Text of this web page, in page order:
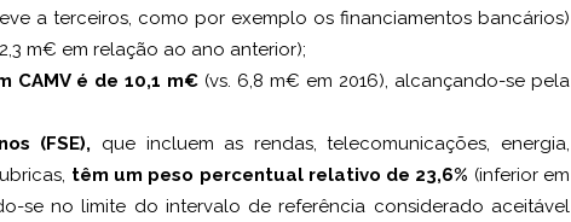
a terceiros, como por exemplo os financiamentos bancários)
m€ em relação ao ano anterior);
CAMV é de 10,1 m€(vs. 6,8 m€ em 2016), alcançando-se pela
(FSE), que incluem as rendas, telecomunicações, energia,
têm um peso percentual relativo de 23,6% (inferior em
se no limite do intervalo de referência considerado aceitável